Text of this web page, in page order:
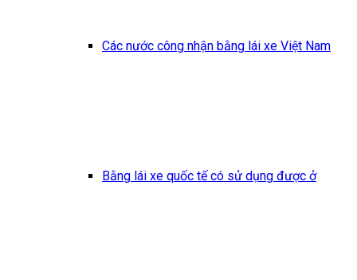
Các nước công nhận bằng lái xe Việt Nam
Bằng lái xe quốc tế có sử dụng được ở